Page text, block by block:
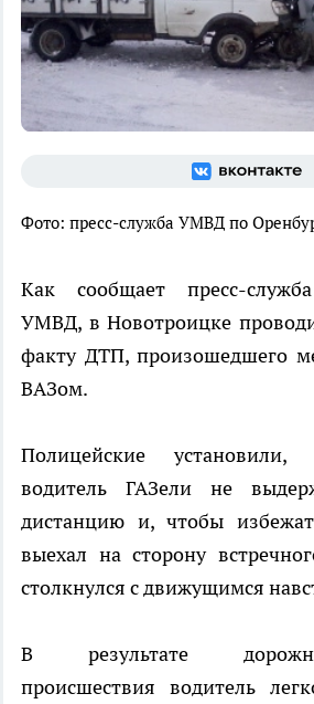
Фото: пресс-служба УМВД по
Как сообщает пресс-
УМВД, в Новотроицке
факту ДТП, произошедшего
ВАЗом.
Полицейские
водитель ГАЗели не
дистанцию и, чтобы
выехал на сторону
столкнулся с движущимся
В результате дорожно-
происшествия водитель